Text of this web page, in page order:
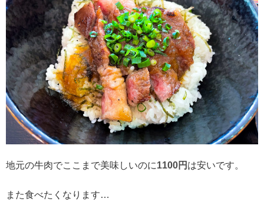
地元の牛肉でここまで美味しいのに1100円 は安いです。
また食べたくなります…